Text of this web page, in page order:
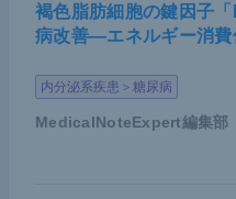
褐色脂肪細胞の鍵因子
病改善―エネルギー消費
内分泌系疾患＞糖尿病
MedicalNoteExpert編集部